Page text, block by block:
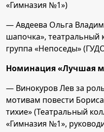
«Гимназия №1»)
— Авдеева Ольга
шапочка», театральный
группа «Непоседы»
Номинация «Лучшая
— Винокуров Лев за
мотивам повести
тихие» (Театральный
«Гимназия №1»,